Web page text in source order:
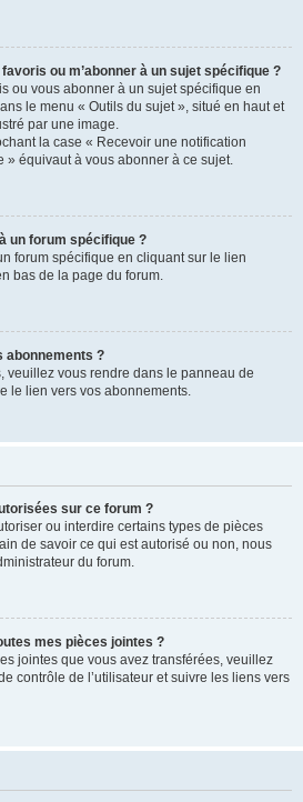
ou m’abonner à un sujet spécifique ?
ou vous abonner à un sujet spécifique en
le menu « Outils du sujet », situé en haut et
par une image.
la case « Recevoir une notification
» équivaut à vous abonner à ce sujet.
un forum spécifique ?
forum spécifique en cliquant sur le lien
bas de la page du forum.
abonnements ?
veuillez vous rendre dans le panneau de
le lien vers vos abonnements.
sur ce forum ?
ou interdire certains types de pièces
de savoir ce qui est autorisé ou non, nous
du forum.
mes pièces jointes ?
jointes que vous avez transférées, veuillez
contrôle de l’utilisateur et suivre les liens vers